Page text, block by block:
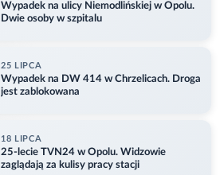
Wypadek na ulicy Niemodlińskiej w Opolu.
Dwie osoby w szpitalu
25 LIPCA
Wypadek na DW 414 w Chrzelicach. Droga
jest zablokowana
18 LIPCA
25-lecie TVN24 w Opolu. Widzowie
zaglądają za kulisy pracy stacji